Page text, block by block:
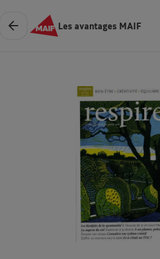
Les avantages MAIF